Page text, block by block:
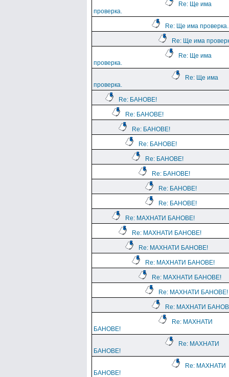
Re: Ще има
проверка.
Re: Ще има проверка.
Re: Ще има
Re: Ще има
проверка.
Re: Ще има
проверка.
Re: БАНОВЕ!
Re: БАНОВЕ!
Re: БАНОВЕ!
Re: БАНОВЕ!
Re: БАНОВЕ!
Re: БАНОВЕ!
Re: БАНОВЕ!
Re: БАНОВЕ!
Re: МАХНАТИ БАНОВЕ!
Re: МАХНАТИ БАНОВЕ!
Re: МАХНАТИ БАНОВЕ!
Re: МАХНАТИ БАНОВЕ!
Re: МАХНАТИ БАНОВЕ!
Re: МАХНАТИ БАНОВЕ!
Re: МАХНАТИ
Re: МАХНАТИ
БАНОВЕ!
Re: МАХНАТИ
БАНОВЕ!
Re: МАХНАТИ
БАНОВЕ!